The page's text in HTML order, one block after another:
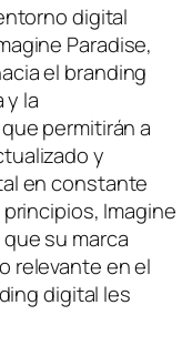
digital
Paradise,
el branding
y la
permitirán a
y
en constante
Imagine
su marca
relevante en el
digital les